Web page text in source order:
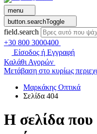
menu
button.searchToggle
field.search
+30 800 3000400
Είσοδος ή Εγγραφή
Καλάθι Αγορών
Μετάβαση στο κυρίως
Μαρκάκης Οπτικά
Σελίδα 404
Η σελίδα που